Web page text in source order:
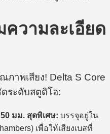
ความละเอียด
าพเสียง! Delta S Core
ระดับสตูดิโอ:
มม. สุดพิเศษ: บรรจุอยู่ใน
เพื่อให้เสียงเบสที่